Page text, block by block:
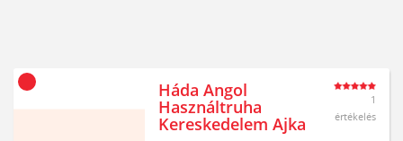
Háda Angol
Használtruha
Kereskedelem Ajka
1
értékelés